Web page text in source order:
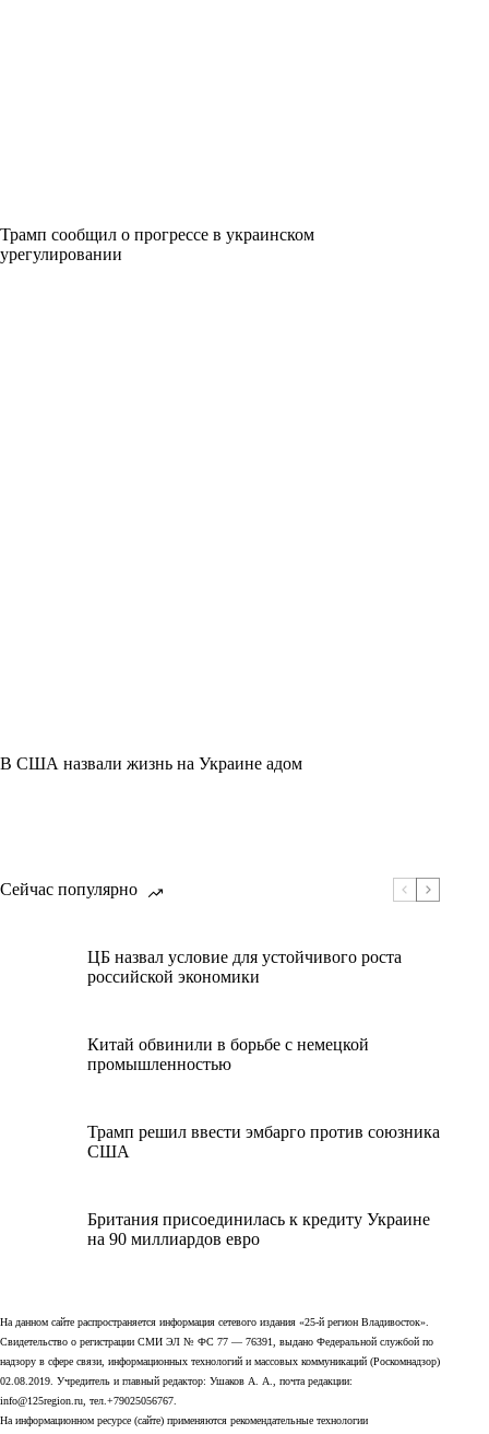
Трамп сообщил о прогрессе в украинском
урегулировании
В США назвали жизнь на Украине адом
Сейчас популярно
ЦБ назвал условие для устойчивого роста
российской экономики
Китай обвинили в борьбе с немецкой
промышленностью
Трамп решил ввести эмбарго против союзника
США
Британия присоединилась к кредиту Украине
на 90 миллиардов евро
На данном сайте распространяется информация сетевого издания «25-й регион Владивосток».
Свидетельство о регистрации СМИ ЭЛ № ФС 77 — 76391, выдано Федеральной службой по
надзору в сфере связи, информационных технологий и массовых коммуникаций (Роскомнадзор)
02.08.2019. Учредитель и главный редактор: Ушаков А. А., почта редакции:
info@125region.ru, тел.+79025056767.
На информационном ресурсе (сайте) применяются рекомендательные технологии